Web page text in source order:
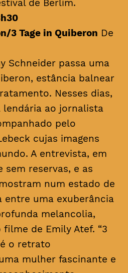
de Berlim.
3 Tage in Quiberon De
Schneider passa uma
estância balnear
Nesses dias,
lendária ao jornalista
pelo
cujas imagens
A entrevista, em
sem reservas, e as
num estado de
entre uma exuberância
melancolia,
de Emily Atef. “3
é o retrato
mulher fascinante e